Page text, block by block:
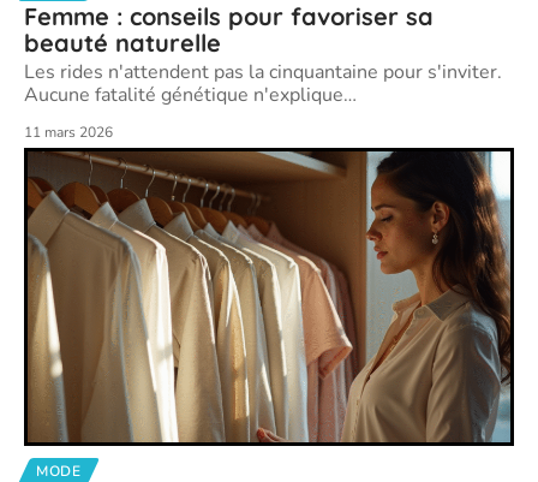
Femme : conseils pour favoriser sa
beauté naturelle
Les rides n'attendent pas la cinquantaine pour s'inviter.
Aucune fatalité génétique n'explique…
11 mars 2026
MODE